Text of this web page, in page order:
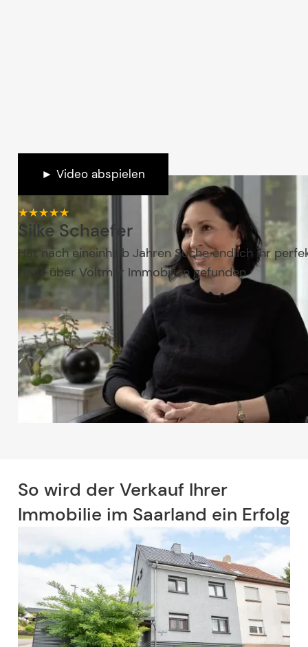
► Video abspielen
★★★★★
Silke Schaefer
Hat nach eineinhalb Jahren Suche endlich ihr
Haus über Voltmer Immobilien gefunden
Erstgespräch vereinbaren
So wird der Verkauf Ihrer
Immobilie im Saarland ein Erfolg